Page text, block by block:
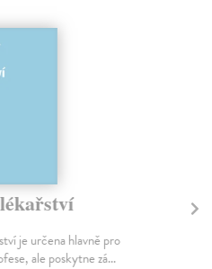
je určena hlavně pro
ale poskytne zá...